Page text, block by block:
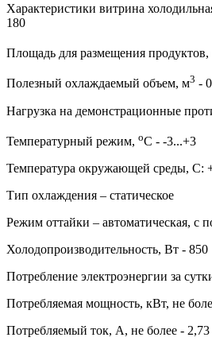
Характеристики витрина
180
Площадь для размещения
Полезный охлаждаемый объем, м3 -
Нагрузка на демонстрационные
Температурный режим, оС - -3...+3
Температура окружающей среды, С:
Тип охлаждения – статическое
Режим оттайки – автоматическая,
Холодопроизводительность, Вт - 850
Потребление электроэнергии за
Потребляемая мощность, кВт, не
Потребляемый ток, А, не более - 2,73